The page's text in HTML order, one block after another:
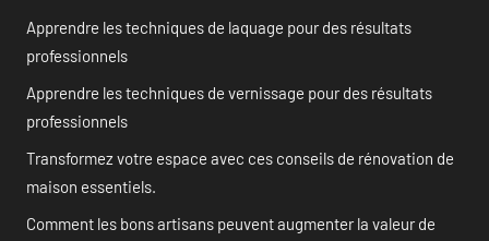
Apprendre les techniques de laquage pour des résultats
professionnels
Apprendre les techniques de vernissage pour des résultats
professionnels
Transformez votre espace avec ces conseils de rénovation de
maison essentiels.
Comment les bons artisans peuvent augmenter la valeur de